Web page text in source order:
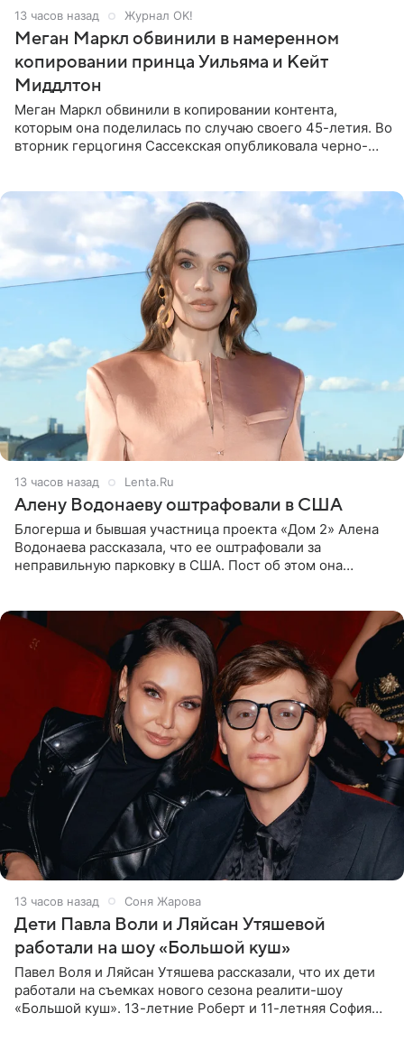
13 часов назад Журнал OK!
Меган Маркл обвинили в намеренном
копировании принца Уильяма и Кейт
Миддлтон
Меган Маркл обвинили в копировании контента,
которым она поделилась по случаю своего 45-летия. Во
вторник герцогиня Сассекская опубликовала черно-
13 часов назад Lenta.Ru
Алену Водонаеву оштрафовали в США
Блогерша и бывшая участница проекта «Дом 2» Алена
Водонаева рассказала, что ее оштрафовали за
неправильную парковку в США. Пост об этом она
13 часов назад Соня Жарова
Дети Павла Воли и Ляйсан Утяшевой
работали на шоу «Большой куш»
Павел Воля и Ляйсан Утяшева рассказали, что их дети
работали на съемках нового сезона реалити-шоу
«Большой куш». 13-летние Роберт и 11-летняя София